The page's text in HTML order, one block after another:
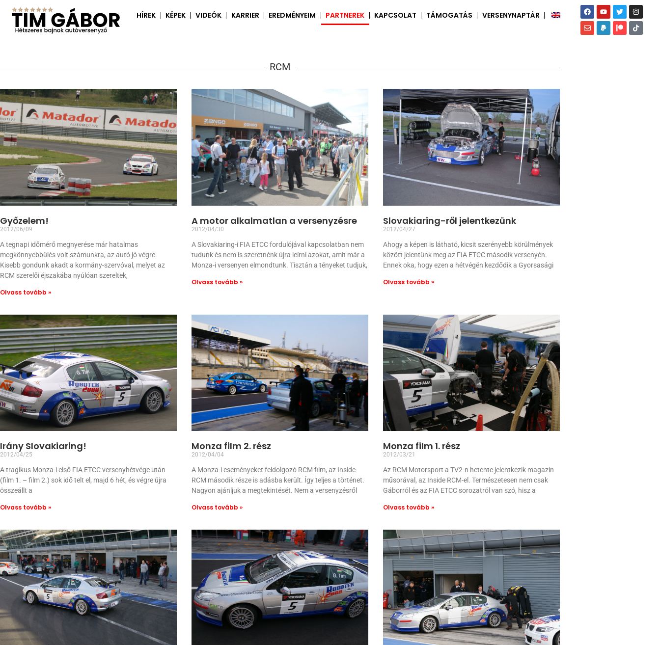
HÍREK KÉPEK VIDEÓK KARRIER EREDMÉNYEIM PARTNEREK KAPCSOLAT TÁMOGATÁS VERSENYNAPTÁR
RCM
Győzelem!
2012/06/09
A tegnapi időmérő megnyerése már hatalmas
megkönnyebbülés volt számunkra, az autó jó végre.
Kisebb gondunk akadt a kormány-szervóval, melyet az
RCM szerelői éjszakába nyúlóan szereltek,
Olvass tovább »
A motor alkalmatlan a versenyzésre
2012/04/30
A Slovakiaring-i FIA ETCC fordulójával kapcsolatban nem
tudunk és nem is szeretnénk újra leírni azokat, amit már a
Monza-i versenyen elmondtunk. Tisztán a tényeket tudjuk,
Olvass tovább »
Slovakiaring-ről jelentkezünk
2012/04/27
Ahogy a képen is látható, kicsit szerényebb körülmények
között jelentünk meg az FIA ETCC második versenyén.
Ennek oka, hogy ezen a hétvégén kezdődik a Gyorsasági
Olvass tovább »
Irány Slovakiaring!
2012/04/25
A tragikus Monza-i első FIA ETCC versenyhétvége után
(film 1. – film 2.) sok idő telt el, majd 6 hét, és végre újra
összeállt a
Olvass tovább »
Monza film 2. rész
2012/04/04
A Monza-i eseményeket feldolgozó RCM film, az Inside
RCM második része is adásba került. Így teljes a történet.
Nagyon ajánljuk a megtekintését. Nem a versenyzésről
Olvass tovább »
Monza film 1. rész
2012/03/21
Az RCM Motorsport a TV2-n hetente jelentkezik magazin
műsorával, az Inside RCM-el. Természetesen nem csak
Gáborról és az FIA ETCC sorozatról van szó, hisz a
Olvass tovább »